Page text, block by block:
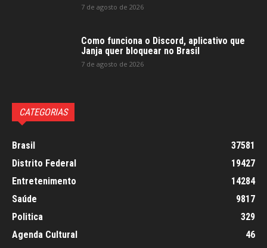
7 de agosto de 2026
Como funciona o Discord, aplicativo que
Janja quer bloquear no Brasil
7 de agosto de 2026
CATEGORIAS
Brasil
37581
Distrito Federal
19427
Entretenimento
14284
Saúde
9817
Politica
329
Agenda Cultural
46